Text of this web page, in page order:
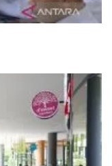
pemindahan